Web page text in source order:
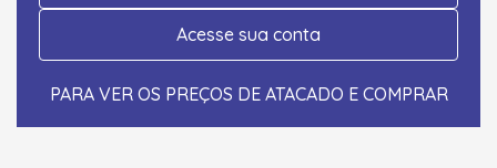
Acesse sua conta
PARA VER OS PREÇOS DE ATACADO E COMPRAR